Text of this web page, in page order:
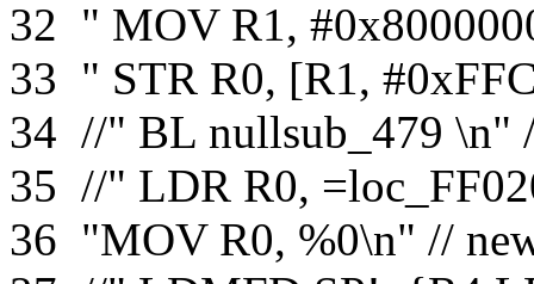
32 " MOV R1,
33 " STR R0, [R1,
34 //" BL nullsub_479 \n"
35 //" LDR R0,
36 "MOV R0, %0\n" //